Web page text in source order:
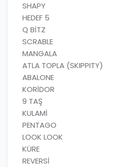
SHAPY
HEDEF 5
Q BİTZ
SCRABLE
MANGALA
ATLA TOPLA (SKIPPITY)
ABALONE
KORİDOR
9 TAŞ
KULAMİ
PENTAGO
LOOK LOOK
KÜRE
REVERSİ